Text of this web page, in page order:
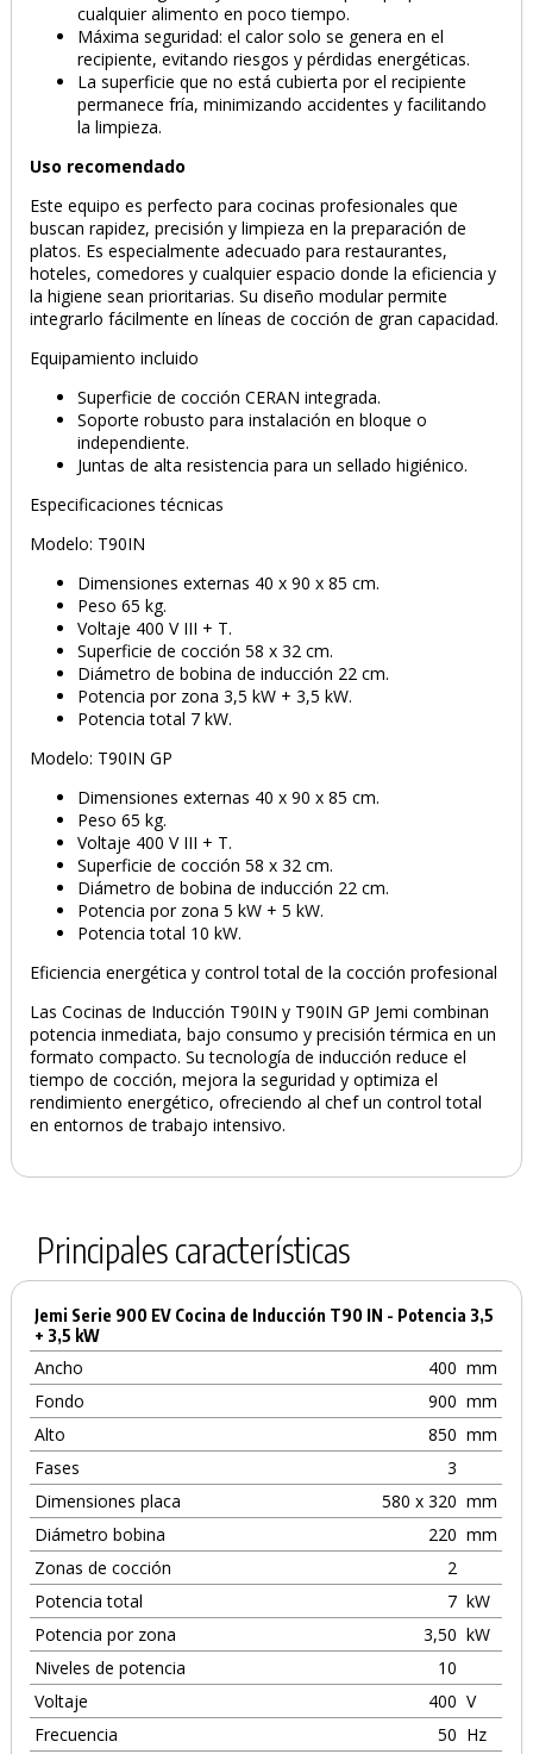
PRODUCTO AÑADIDO AL CARRITO
cualquier alimento en poco tiempo.
Máxima seguridad: el calor solo se genera en el
recipiente, evitando riesgos y pérdidas energéticas.
La superficie que no está cubierta por el recipiente
permanece fría, minimizando accidentes y facilitando
la limpieza.
Uso recomendado
Este equipo es perfecto para cocinas profesionales que
buscan rapidez, precisión y limpieza en la preparación de
platos. Es especialmente adecuado para restaurantes,
hoteles, comedores y cualquier espacio donde la eficiencia y
la higiene sean prioritarias. Su diseño modular permite
integrarlo fácilmente en líneas de cocción de gran capacidad.
Equipamiento incluido
Superficie de cocción CERAN integrada.
Soporte robusto para instalación en bloque o
independiente.
Juntas de alta resistencia para un sellado higiénico.
Especificaciones técnicas
Modelo: T90IN
Dimensiones externas 40 x 90 x 85 cm.
Peso 65 kg.
Voltaje 400 V III + T.
Superficie de cocción 58 x 32 cm.
Diámetro de bobina de inducción 22 cm.
Potencia por zona 3,5 kW + 3,5 kW.
Potencia total 7 kW.
Modelo: T90IN GP
Dimensiones externas 40 x 90 x 85 cm.
Peso 65 kg.
Voltaje 400 V III + T.
Superficie de cocción 58 x 32 cm.
Diámetro de bobina de inducción 22 cm.
Potencia por zona 5 kW + 5 kW.
Potencia total 10 kW.
Eficiencia energética y control total de la cocción profesional
Las Cocinas de Inducción T90IN y T90IN GP Jemi combinan
potencia inmediata, bajo consumo y precisión térmica en un
formato compacto. Su tecnología de inducción reduce el
tiempo de cocción, mejora la seguridad y optimiza el
rendimiento energético, ofreciendo al chef un control total
en entornos de trabajo intensivo.
Principales características
Jemi Serie 900 EV Cocina de Inducción T90 IN - Potencia 3,5
+ 3,5 kW
Ancho 400 mm
Fondo
900 mm
Alto
850 mm
Fases
3
Dimensiones placa
580 x 320 mm
Diámetro bobina
220 mm
Zonas de cocción
2
Potencia total
7 kW
Potencia por zona
3,50 kW
Niveles de potencia
10
Voltaje
400 V
Frecuencia
50 Hz